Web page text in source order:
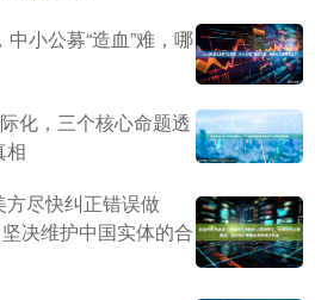
小公募“造血”难，哪
化，三个核心命题透
相
尽快纠正错误做
决维护中国实体的合